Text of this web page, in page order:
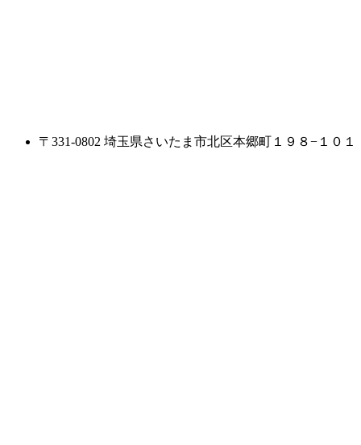
〒331-0802 埼玉県さいたま市北区本郷町１９８−１０１